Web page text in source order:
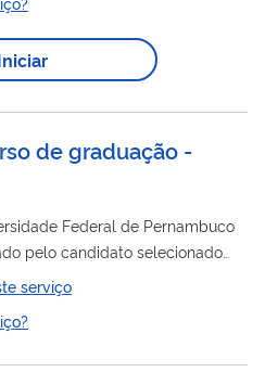
de graduação -
em curso de graduação
entrega de documentos
pré-requisitos.
serviço